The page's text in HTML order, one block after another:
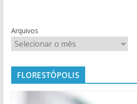
Arquivos
FLORESTÓPOLIS